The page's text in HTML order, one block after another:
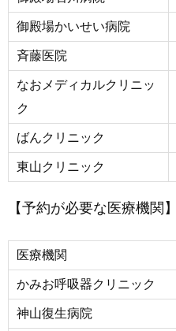
御殿場かいせい病院
斉藤医院
なおメディカルクリニッ
ク
ばんクリニック
東山クリニック
【予約が必要な医療機関】
医療機関
かみお呼吸器クリニック
神山復生病院